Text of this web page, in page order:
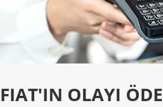
FIAT'IN OLAYI